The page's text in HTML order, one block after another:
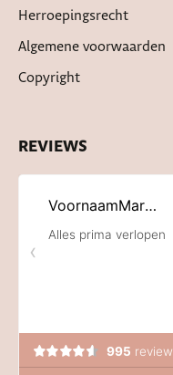
Herroepingsrecht
Algemene voorwaarden
Copyright
REVIEWS